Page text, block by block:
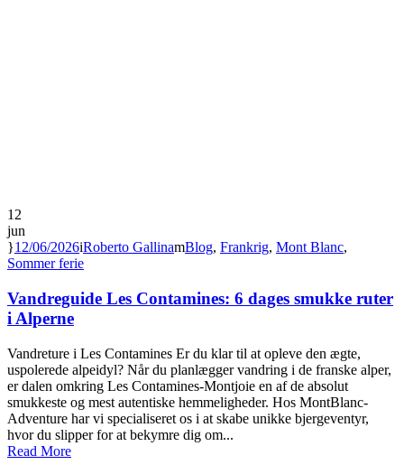
12
jun
12/06/2026 Roberto Gallina Blog, Frankrig, Mont Blanc,
Sommer ferie
Vandreguide Les Contamines: 6 dages smukke ruter
i Alperne
Vandreture i Les Contamines Er du klar til at opleve den ægte,
uspolerede alpeidyl? Når du planlægger vandring i de franske alper,
er dalen omkring Les Contamines-Montjoie en af de absolut
smukkeste og mest autentiske hemmeligheder. Hos MontBlanc-
Adventure har vi specialiseret os i at skabe unikke bjergeventyr,
hvor du slipper for at bekymre dig om...
Read More